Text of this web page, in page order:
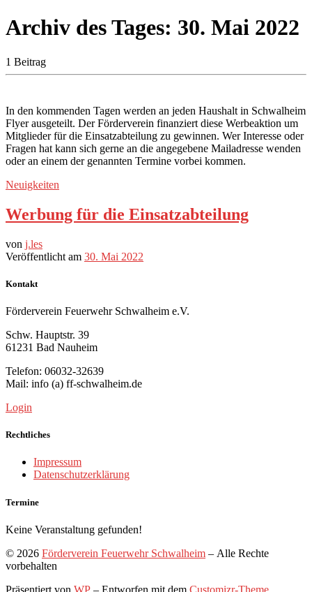
Archiv des Tages: 30. Mai 2022
1 Beitrag
In den kommenden Tagen werden an jeden Haushalt in Schwalheim
Flyer ausgeteilt. Der Förderverein finanziert diese Werbeaktion um
Mitglieder für die Einsatzabteilung zu gewinnen. Wer Interesse oder
Fragen hat kann sich gerne an die angegebene Mailadresse wenden
oder an einem der genannten Termine vorbei kommen.
Neuigkeiten
Werbung für die Einsatzabteilung
von j.les
Veröffentlicht am 30. Mai 2022
Kontakt
Förderverein Feuerwehr Schwalheim e.V.
Schw. Hauptstr. 39
61231 Bad Nauheim
Telefon: 06032-32639
Mail: info (a) ff-schwalheim.de
Login
Rechtliches
Impressum
Datenschutzerklärung
Termine
Keine Veranstaltung gefunden!
© 2026 Förderverein Feuerwehr Schwalheim – Alle Rechte
vorbehalten
Präsentiert von WP – Entworfen mit dem Customizr-Theme